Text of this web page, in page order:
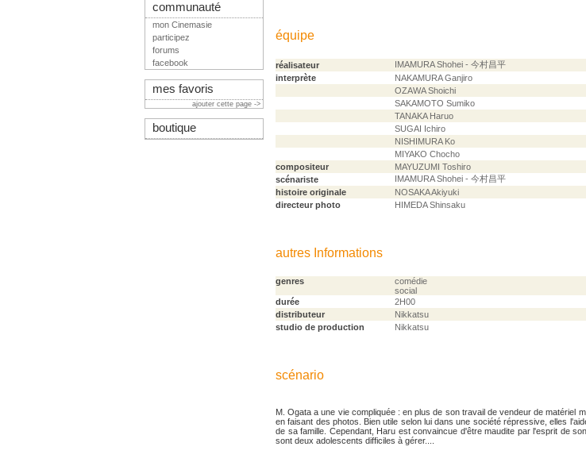
équipe
réalisateur
IMAMURA Shohei - 今村昌平
interprète
NAKAMURA Ganjiro
OZAWA Shoichi
SAKAMOTO Sumiko
TANAKA Haruo
SUGAI Ichiro
NISHIMURA Ko
MIYAKO Chocho
compositeur
MAYUZUMI Toshiro
scénariste
IMAMURA Shohei - 今村昌平
histoire originale
NOSAKA Akiyuki
directeur photo
HIMEDA Shinsaku
autres Informations
genres
comédie
social
durée
2H00
distributeur
Nikkatsu
studio de production
Nikkatsu
scénario
M. Ogata a une vie compliquée : en plus de son travail de vendeur de matériel
en faisant des photos. Bien utile selon lui dans une société répressive, elles
de sa famille. Cependant, Haru est convaincue d'être maudite par l'esprit de
sont deux adolescents difficiles à gérer....
communauté
mon Cinemasie
participez
forums
facebook
mes favoris
ajouter cette page ->
boutique